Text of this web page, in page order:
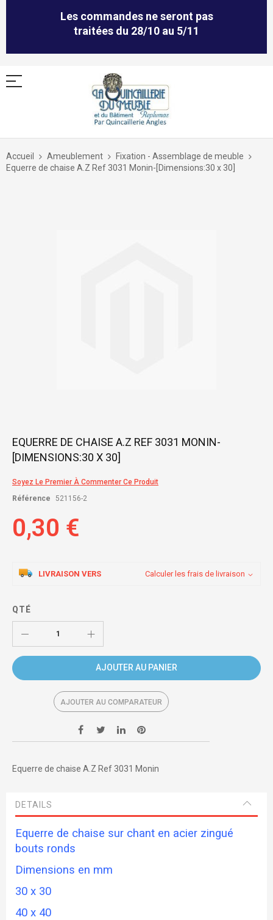
Les commandes ne seront pas
traitées du 28/10 au 5/11
Allez
contenu
Accueil Ameublement
Fixation - Assemblage de meuble
Equerre de chaise A.Z Ref 3031 Monin-[Dimensions:30 x 30]
Skip
the
of
images
EQUERRE DE CHAISE A.Z REF 3031 MONIN-
[DIMENSIONS:30 X 30]
Soyez Le Premier À Commenter Ce Produit
Référence
521156-2
0,30 €
LIVRAISON VERS Calculer les frais de livraison
QTÉ
AJOUTER AU PANIER
AJOUTER AU COMPARATEUR
Equerre de chaise A.Z Ref 3031 Monin
DETAILS
Equerre de chaise sur chant en acier zingué
bouts ronds
Dimensions en mm
30 x 30
40 x 40